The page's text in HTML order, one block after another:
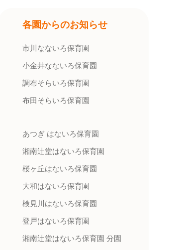
各園からのお知らせ
市川なないろ保育園
小金井なないろ保育園
調布そらいろ保育園
布田そらいろ保育園
あつぎ はないろ保育園
湘南辻堂はないろ保育園
桜ヶ丘はないろ保育園
大和はないろ保育園
検見川はないろ保育園
登戸はないろ保育園
湘南辻堂はないろ保育園 分園